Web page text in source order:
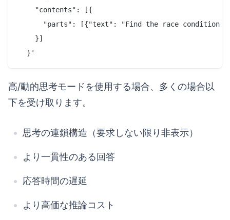
    "contents": [{
"parts": [{"text": "Find the race condition
    }]
  }'
高/動的思考モードを使用する場合、多くの場合以
下を受け取ります。
思考の連鎖構造（要求しない限り非表示）
より一貫性のある回答
応答時間の遅延
より高価な推論コスト